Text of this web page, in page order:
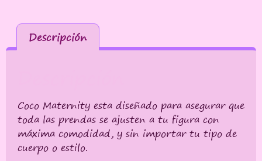
Descripción
Coco Maternity esta diseñado para asegurar que
toda las prendas se ajusten a tu figura con
máxima comodidad, y sin importar tu tipo de
cuerpo o estilo.